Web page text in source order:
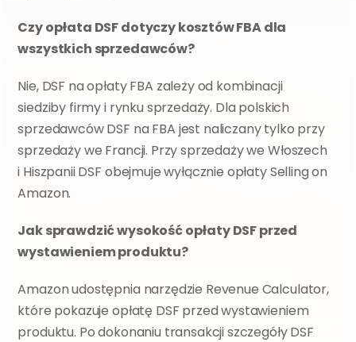
Czy opłata DSF dotyczy kosztów FBA dla
wszystkich sprzedawców?
Nie, DSF na opłaty FBA zależy od kombinacji
siedziby firmy i rynku sprzedaży. Dla polskich
sprzedawców DSF na FBA jest naliczany tylko przy
sprzedaży we Francji. Przy sprzedaży we Włoszech
i Hiszpanii DSF obejmuje wyłącznie opłaty Selling on
Amazon.
Jak sprawdzić wysokość opłaty DSF przed
wystawieniem produktu?
Amazon udostępnia narzędzie Revenue Calculator,
które pokazuje opłatę DSF przed wystawieniem
produktu. Po dokonaniu transakcji szczegóły DSF